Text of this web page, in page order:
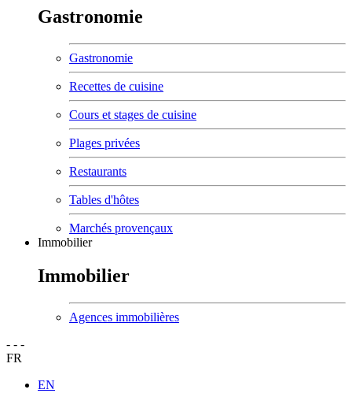
Gastronomie
Gastronomie
Recettes de cuisine
Cours et stages de cuisine
Plages privées
Restaurants
Tables d'hôtes
Marchés provençaux
Immobilier
Immobilier
Agences immobilières
- - -
FR
EN